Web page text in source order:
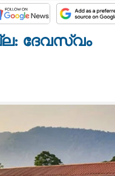
ദേവസ്വം